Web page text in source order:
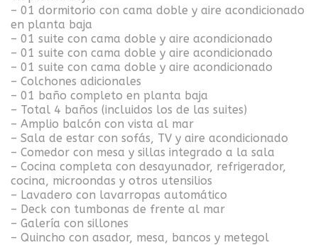
– 01 dormitorio con cama doble y aire acondicionado
en planta baja
– 01 suite con cama doble y aire acondicionado
– 01 suite con cama doble y aire acondicionado
– 01 suite con cama doble y aire acondicionado
– Colchones adicionales
– 01 baño completo en planta baja
– Total 4 baños (incluidos los de las suites)
– Amplio balcón con vista al mar
– Sala de estar con sofás, TV y aire acondicionado
– Comedor con mesa y sillas integrado a la sala
– Cocina completa con desayunador, refrigerador,
cocina, microondas y otros utensilios
– Lavadero con lavarropas automático
– Deck con tumbonas de frente al mar
– Galería con sillones
– Quincho con asador, mesa, bancos y metegol